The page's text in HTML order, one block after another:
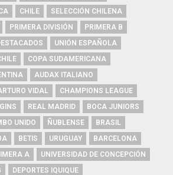
CHILE
SELECCIÓN CHILENA
PRIMERA DIVISIÓN
PRIMERA B
UNIÓN ESPAÑOLA
COPA SUDAMERICANA
AUDAX ITALIANO
VIDAL
CHAMPIONS LEAGUE
REAL MADRID
BOCA JUNIORS
UNIDO ÑUBLENSE
BRASIL
BETIS URUGUAY
BARCELONA
A
UNIVERSIDAD DE CONCEPCIÓN
DEPORTES IQUIQUE